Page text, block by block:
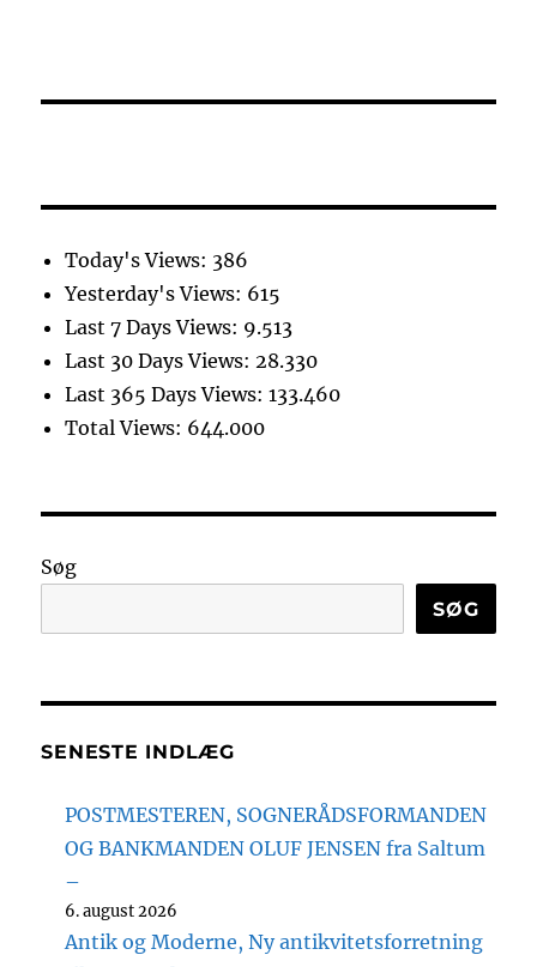
Today's Views: 386
Yesterday's Views: 615
Last 7 Days Views: 9.513
Last 30 Days Views:28.330
Last 365 Days Views:133.460
Total Views: 644.000
Søg
SØG
SENESTE INDLÆG
POSTMESTEREN, SOGNERÅDSFORMANDEN
OG BANKMANDEN OLUF JENSEN fra Saltum
–
6. august 2026
Antik og Moderne, Ny antikvitetsforretning